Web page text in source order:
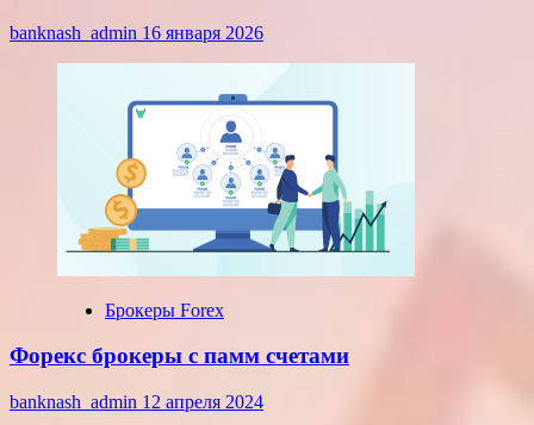
banknash_admin 16 января 2026
Брокеры Forex
Форекс брокеры с памм счетами
banknash_admin 12 апреля 2024